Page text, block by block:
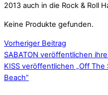
2013 auch in die Rock & Roll
Keine Produkte gefunden.
Vorheriger Beitrag
SABATON veröffentlichen
KISS veröffentlichen „Off
Beach”